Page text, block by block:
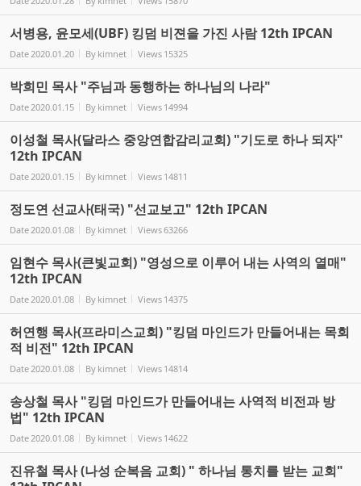
서병용, 윤모세(UBF) 킹덤 비젼을 가진 사람 12th IPCAN
Date2020.01.20 By kimnet Views 15325
박희민 목사 "주님과 동행하는 하나님의 나라"
Date2020.01.15 By kimnet Views 14994
이성철 목사(달라스 중앙연합감리교회) "기도로 하나 되자"
12th IPCAN
Date2020.01.15 By kimnet Views 14811
정도연 선교사(태국) "선교보고" 12th IPCAN
Date2020.01.08 By kimnet Views63266
임현수 목사(큰빛교회) "영성으로 이루어 내는 사역의 열매"
12th IPCAN
Date2020.01.08 By kimnet Views 14375
허연행 목사(프라미스교회) "킹덤 마인드가 만들어내는 목회
적 비전" 12th IPCAN
Date2020.01.08 By kimnet Views 14814
송상철 목사 "킹덤 마인드가 만들어내는 사역적 비전과 방
법" 12th IPCAN
Date2020.01.08 By kimnet Views 14622
진유철 목사 (나성 순복음 교회) " 하나님 통치를 받는 교회"